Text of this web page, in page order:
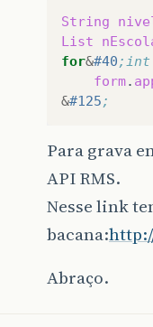
String
List
for&#40;int
form.
&#125;
Para grava
API RMS.
Nesse link
bacana:
Abraço.